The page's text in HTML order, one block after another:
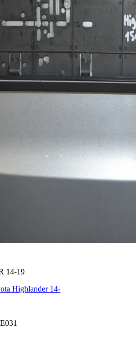
14-19
Highlander 14-